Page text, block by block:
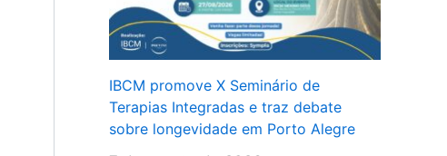
IBCM promove X Seminário de
Terapias Integradas e traz debate
sobre longevidade em Porto Alegre